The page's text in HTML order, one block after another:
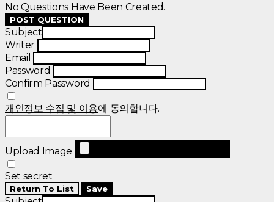
No Questions Have Been Created.
POST QUESTION
Subject
Writer
Email
Password
Confirm Password
개인정보 수집 및 이용에 동의합니다.
Upload Image
Set secret
Return To List Save